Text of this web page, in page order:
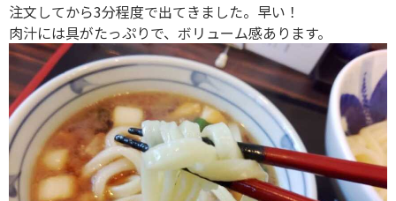
注文してから3分程度で出てきました。早い！
肉汁には具がたっぷりで、ボリューム感あります。